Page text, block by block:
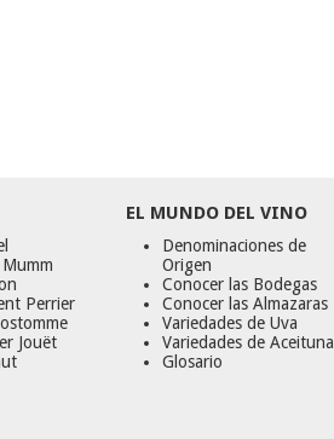
Perrier
Jouët
EL MUNDO DEL VINO
Denominaciones de
Origen
Conocer las Bodegas
Conocer las Almazaras
Variedades de Uva
Variedades de Aceituna
Glosario